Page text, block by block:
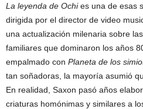
La leyenda de Ochies una de esas
dirigida por el director de video
una actualización milenaria sobre
familiares que dominaron los años
empalmado con Planeta de los
tan soñadoras, la mayoría asumió
En realidad, Saxon pasó años
criaturas homónimas y similares a